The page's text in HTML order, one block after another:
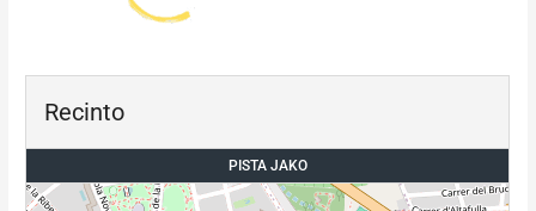
Recinto
PISTA JAKO